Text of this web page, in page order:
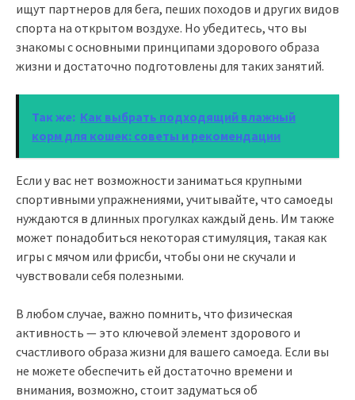
ищут партнеров для бега, пеших походов и других видов
спорта на открытом воздухе. Но убедитесь, что вы
знакомы с основными принципами здорового образа
жизни и достаточно подготовлены для таких занятий.
Так же: Как выбрать подходящий влажный
корм для кошек: советы и рекомендации
Если у вас нет возможности заниматься крупными
спортивными упражнениями, учитывайте, что самоеды
нуждаются в длинных прогулках каждый день. Им также
может понадобиться некоторая стимуляция, такая как
игры с мячом или фрисби, чтобы они не скучали и
чувствовали себя полезными.
В любом случае, важно помнить, что физическая
активность — это ключевой элемент здорового и
счастливого образа жизни для вашего самоеда. Если вы
не можете обеспечить ей достаточно времени и
внимания, возможно, стоит задуматься об